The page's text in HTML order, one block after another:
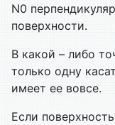
N0
поверхности.
В какой – либо
только одну
имеет ее вовсе.
Если